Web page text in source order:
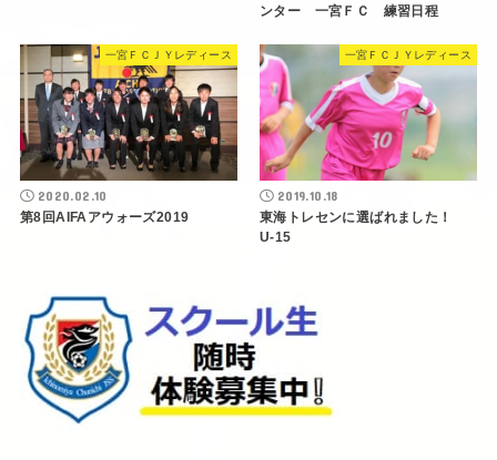
ンター 一宮ＦＣ 練習日程
一宮ＦＣＪＹレディース
2020.02.10
第8回AIFAアウォーズ2019
一宮ＦＣＪＹレディース
2019.10.18
東海トレセンに選ばれました！
U-15